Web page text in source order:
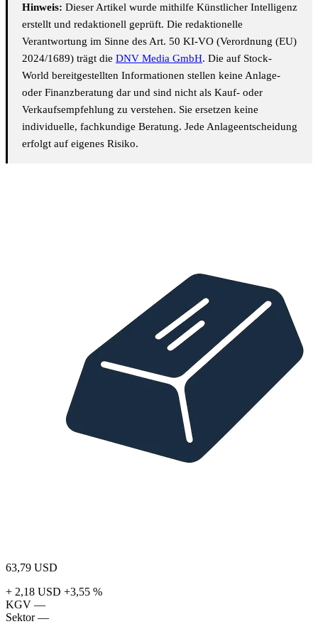
Hinweis: Dieser Artikel wurde mithilfe Künstlicher Intelligenz
erstellt und redaktionell geprüft. Die redaktionelle
Verantwortung im Sinne des Art. 50 KI-VO (Verordnung (EU)
2024/1689) trägt die DNV Media GmbH. Die auf Stock-
World bereitgestellten Informationen stellen keine Anlage-
oder Finanzberatung dar und sind nicht als Kauf- oder
Verkaufsempfehlung zu verstehen. Sie ersetzen keine
individuelle, fachkundige Beratung. Jede Anlageentscheidung
erfolgt auf eigenes Risiko.
63,79 USD
+ 2,18 USD +3,55 %
KGV —
Sektor —